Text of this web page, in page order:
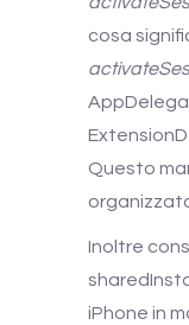
cosa
Questo
Inoltre
iPhone in